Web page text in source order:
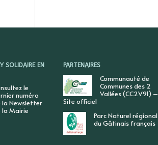
SOLIDAIRE EN
le
numéro
la Newsletter
la Mairie
PARTENAIRES
Communauté de
Communes des 2
Vallées (CC2V91) –
Site officiel
Parc Naturel régional
du Gâtinais français